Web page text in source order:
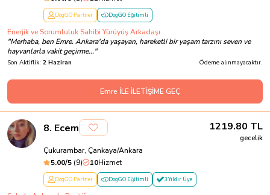
DogGO Partner DogGO Eğitimli
Enerjik ve Sorumluluk Sahibi Yürüyüş Arkadaşı
"Merhaba, ben Emre. Ankara'da yaşayan, hareketli bir yaşam tarzını seven ve
hayvanlarla vakit geçirme..."
Son Aktiflik: 2 Haziran Ödeme alınmayacaktır.
Emre İLE İLETİŞİME GEÇ
8. Ecem 1219.80 TL
gecelik
Çukurambar, Çankaya/Ankara
5.00/5 (9) 10Hizmet
DogGO Partner DogGO Eğitimli 3 Yıldır Üye